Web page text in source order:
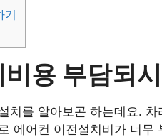
기
용 부담되
치를 알아보곤 하는데요.
에어컨 이전설치비가 너무